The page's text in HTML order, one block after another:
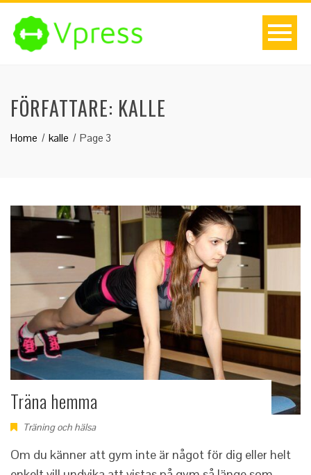
FÖRFATTARE: KALLE
Home kalle Page 3
Träna hemma
Träning och hälsa
Om du känner att gym inte är något för dig eller helt